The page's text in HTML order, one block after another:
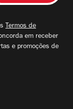
Termos de
em receber
e promoções de